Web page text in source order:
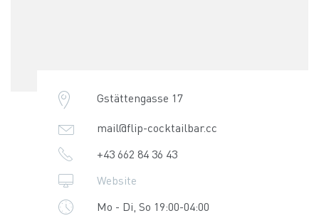
Gstättengasse 17
mail@flip-cocktailbar.cc
+43 662 84 36 43
Website
Mo - Di, So 19:00-04:00